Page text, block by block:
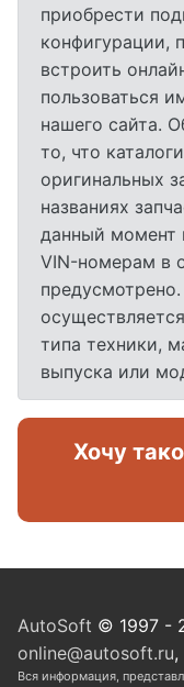
приобрести
конфигурации,
встроить
пользоваться
нашего сайта.
то, что
оригинальных
названиях
данный момент
VIN-номерам в
типа техники,
выпуска или
Хочу
AutoSoft © 1997 -
online@autosoft.ru,
Вся информация,